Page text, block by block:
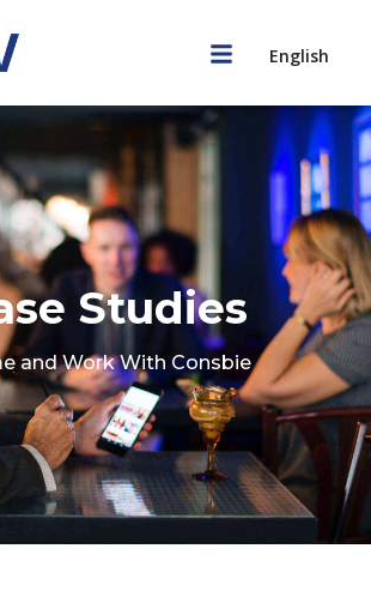
English
Studies
and Work With Consbie